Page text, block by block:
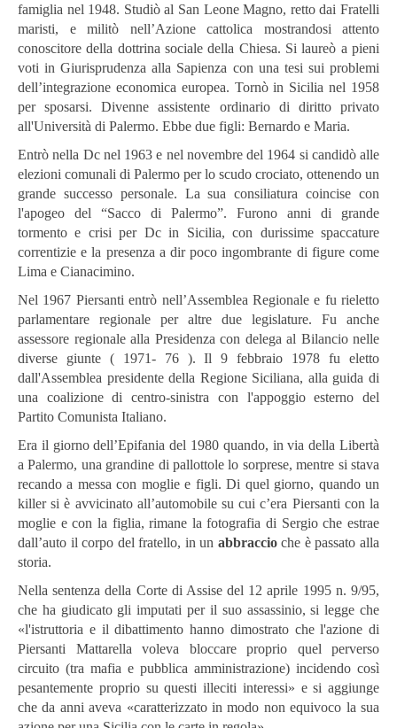
famiglia nel 1948. Studiò al San Leone Magno, retto dai Fratelli
maristi, e militò nell’Azione cattolica mostrandosi attento
conoscitore della dottrina sociale della Chiesa. Si laureò a pieni
voti in Giurisprudenza alla Sapienza con una tesi sui problemi
dell’integrazione economica europea. Tornò in Sicilia nel 1958
per sposarsi. Divenne assistente ordinario di diritto privato
all'Università di Palermo. Ebbe due figli: Bernardo e Maria.
Entrò nella Dc nel 1963 e nel novembre del 1964 si candidò alle
elezioni comunali di Palermo per lo scudo crociato, ottenendo un
grande successo personale. La sua consiliatura coincise con
l'apogeo del “Sacco di Palermo”. Furono anni di grande
tormento e crisi per Dc in Sicilia, con durissime spaccature
correntizie e la presenza a dir poco ingombrante di figure come
Lima e Cianacimino.
Nel 1967 Piersanti entrò nell’Assemblea Regionale e fu rieletto
parlamentare regionale per altre due legislature. Fu anche
assessore regionale alla Presidenza con delega al Bilancio nelle
diverse giunte ( 1971- 76 ). Il 9 febbraio 1978 fu eletto
dall'Assemblea presidente della Regione Siciliana, alla guida di
una coalizione di centro-sinistra con l'appoggio esterno del
Partito Comunista Italiano.
Era il giorno dell’Epifania del 1980 quando, in via della Libertà
a Palermo, una grandine di pallottole lo sorprese, mentre si stava
recando a messa con moglie e figli. Di quel giorno, quando un
killer si è avvicinato all’automobile su cui c’era Piersanti con la
moglie e con la figlia, rimane la fotografia di Sergio che estrae
dall’auto il corpo del fratello, in un abbraccioche è passato alla
storia.
Nella sentenza della Corte di Assise del 12 aprile 1995 n. 9/95,
che ha giudicato gli imputati per il suo assassinio, si legge che
«l'istruttoria e il dibattimento hanno dimostrato che l'azione di
Piersanti Mattarella voleva bloccare proprio quel perverso
circuito (tra mafia e pubblica amministrazione) incidendo così
pesantemente proprio su questi illeciti interessi» e si aggiunge
che da anni aveva «caratterizzato in modo non equivoco la sua